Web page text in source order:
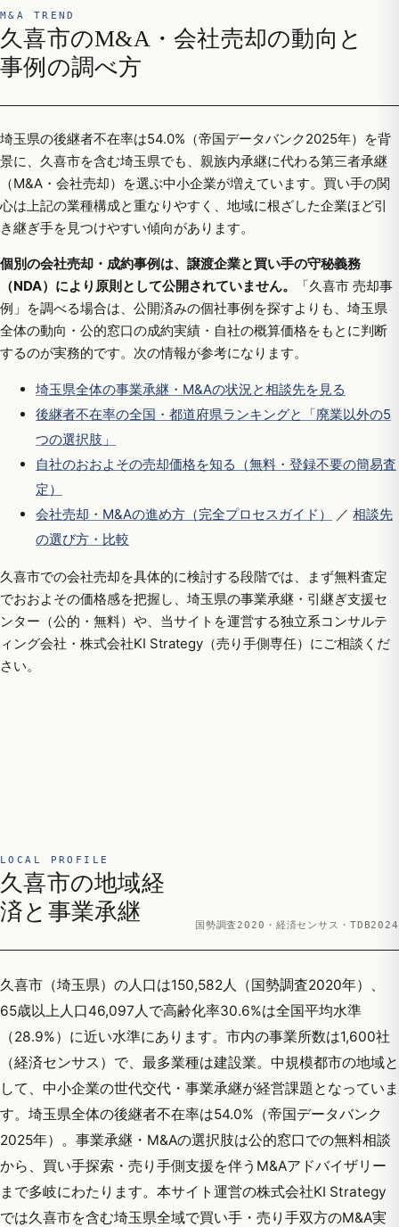
M&A TREND
久喜市のM&A・会社売却の動向と
事例の調べ方
埼玉県の後継者不在率は54.0%（帝国データバンク2025年）を背
景に、久喜市を含む埼玉県でも、親族内承継に代わる第三者承継
（M&A・会社売却）を選ぶ中小企業が増えています。買い手の関
心は上記の業種構成と重なりやすく、地域に根ざした企業ほど引
き継ぎ手を見つけやすい傾向があります。
個別の会社売却・成約事例は、譲渡企業と買い手の守秘義務
（NDA）により原則として公開されていません。
「久喜市 売却事
例」を調べる場合は、公開済みの個社事例を探すよりも、埼玉県
全体の動向・公的窓口の成約実績・自社の概算価格をもとに判断
するのが実務的です。次の情報が参考になります。
埼玉県全体の事業承継・M&Aの状況と相談先を見る
後継者不在率の全国・都道府県ランキングと「廃業以外の5
つの選択肢」
自社のおおよその売却価格を知る（無料・登録不要の簡易査
定）
会社売却・M&Aの進め方（完全プロセスガイド）
／ 相談先
の選び方・比較
久喜市での会社売却を具体的に検討する段階では、まず無料査定
でおおよその価格感を把握し、埼玉県の事業承継・引継ぎ支援セ
ンター（公的・無料）や、当サイトを運営する独立系コンサルテ
ィング会社・株式会社KI Strategy（売り手側専任）にご相談くだ
さい。
LOCAL PROFILE
久喜市の地域経
済と事業承継
国勢調査2020・経済センサス・TDB2024
久喜市（埼玉県）の人口は150,582人（国勢調査2020年）、
65歳以上人口46,097人で高齢化率30.6%は全国平均水準
（28.9%）に近い水準にあります。市内の事業所数は1,600社
（経済センサス）で、最多業種は建設業。中規模都市の地域と
して、中小企業の世代交代・事業承継が経営課題となっていま
す。埼玉県全体の後継者不在率は54.0%（帝国データバンク
2025年）。事業承継・M&Aの選択肢は公的窓口での無料相談
から、買い手探索・売り手側支援を伴うM&Aアドバイザリー
まで多岐にわたります。本サイト運営の株式会社KI Strategy
では久喜市を含む埼玉県全域で買い手・売り手双方のM&A実